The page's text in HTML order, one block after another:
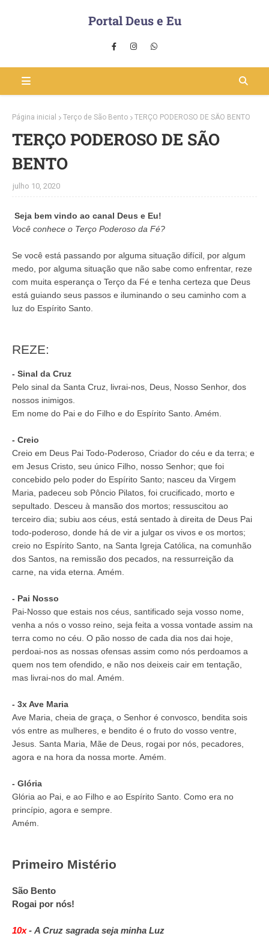
Portal Deus e Eu
Página inicial Terço de São Bento TERÇO PODEROSO DE SÃO BENTO
TERÇO PODEROSO DE SÃO
BENTO
julho 10, 2020
Seja bem vindo ao canal Deus e Eu!
Você conhece o Terço Poderoso da Fé?
Se você está passando por alguma situação difícil, por algum
medo, por alguma situação que não sabe como enfrentar, reze
com muita esperança o Terço da Fé e tenha certeza que Deus
está guiando seus passos e iluminando o seu caminho com a
luz do Espírito Santo.
REZE:
- Sinal da Cruz
Pelo sinal da Santa Cruz, livrai-nos, Deus, Nosso Senhor, dos
nossos inimigos.
Em nome do Pai e do Filho e do Espírito Santo. Amém.
- Creio
Creio em Deus Pai Todo-Poderoso, Criador do céu e da terra; e
em Jesus Cristo, seu único Filho, nosso Senhor; que foi
concebido pelo poder do Espí­rito Santo; nasceu da Virgem
Maria, padeceu sob Pôncio Pilatos, foi crucificado, morto e
sepultado. Desceu à mansão dos mortos; ressuscitou ao
terceiro dia; subiu aos céus, está sentado à direita de Deus Pai
todo-poderoso, donde há de vir a julgar os vivos e os mortos;
creio no Espí­rito Santo, na Santa Igreja Católica, na comunhão
dos Santos, na remissão dos pecados, na ressurreição da
carne, na vida eterna. Amém.
- Pai Nosso
Pai-Nosso que estais nos céus, santificado seja vosso nome,
venha a nós o vosso reino, seja feita a vossa vontade assim na
terra como no céu. O pão nosso de cada dia nos dai hoje,
perdoai-nos as nossas ofensas assim como nós perdoamos a
quem nos tem ofendido, e não nos deixeis cair em tentação,
mas livrai-nos do mal. Amém.
- 3x Ave Maria
Ave Maria, cheia de graça, o Senhor é convosco, bendita sois
vós entre as mulheres, e bendito é o fruto do vosso ventre,
Jesus. Santa Maria, Mãe de Deus, rogai por nós, pecadores,
agora e na hora da nossa morte. Amém.
- Glória
Glória ao Pai, e ao Filho e ao Espírito Santo. Como era no
princípio, agora e sempre.
Amém.
Primeiro Mistério
São Bento
Rogai por nós!
10x- A Cruz sagrada seja minha Luz